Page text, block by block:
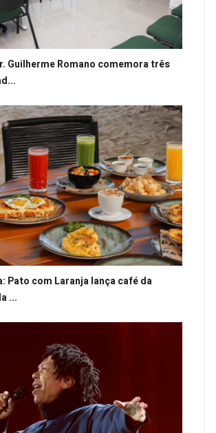
Guilherme Romano comemora três
Pato com Laranja lança café da
...